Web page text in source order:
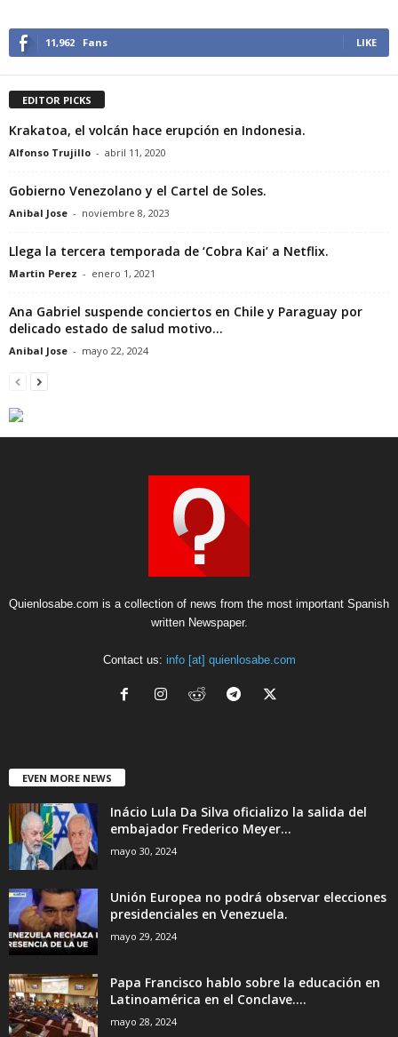
11,962 Fans LIKE
EDITOR PICKS
Krakatoa, el volcán hace erupción en Indonesia.
Alfonso Trujillo - abril 11, 2020
Gobierno Venezolano y el Cartel de Soles.
Anibal Jose - noviembre 8, 2023
Llega la tercera temporada de ‘Cobra Kai’ a Netflix.
Martin Perez - enero 1, 2021
Ana Gabriel suspende conciertos en Chile y Paraguay por
delicado estado de salud motivo...
Anibal Jose - mayo 22, 2024
Quienlosabe.com is a collection of news from the most important Spanish
written Newspaper.
Contact us: info [at] quienlosabe.com
EVEN MORE NEWS
Inácio Lula Da Silva oficializo la salida del
embajador Frederico Meyer...
mayo 30, 2024
Unión Europea no podrá observar elecciones
presidenciales en Venezuela.
mayo 29, 2024
Papa Francisco hablo sobre la educación en
Latinoamérica en el Conclave....
mayo 28, 2024